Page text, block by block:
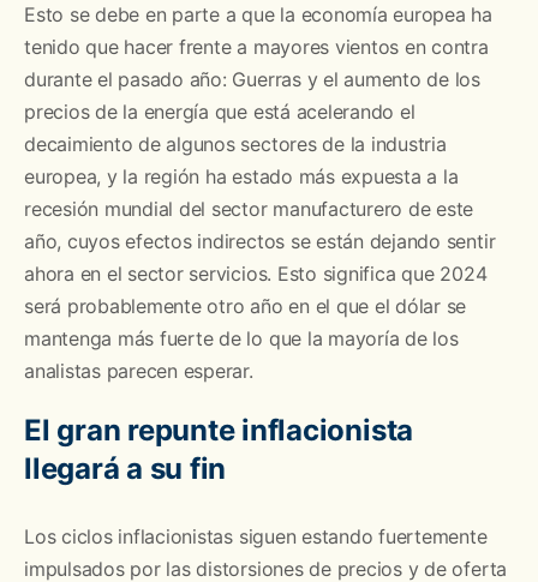
Esto se debe en parte a que la economía europea ha
tenido que hacer frente a mayores vientos en contra
durante el pasado año: Guerras y el aumento de los
precios de la energía que está acelerando el
decaimiento de algunos sectores de la industria
europea, y la región ha estado más expuesta a la
recesión mundial del sector manufacturero de este
año, cuyos efectos indirectos se están dejando sentir
ahora en el sector servicios. Esto significa que 2024
será probablemente otro año en el que el dólar se
mantenga más fuerte de lo que la mayoría de los
analistas parecen esperar.
El gran repunte inflacionista
llegará a su fin
Los ciclos inflacionistas siguen estando fuertemente
impulsados por las distorsiones de precios y de oferta